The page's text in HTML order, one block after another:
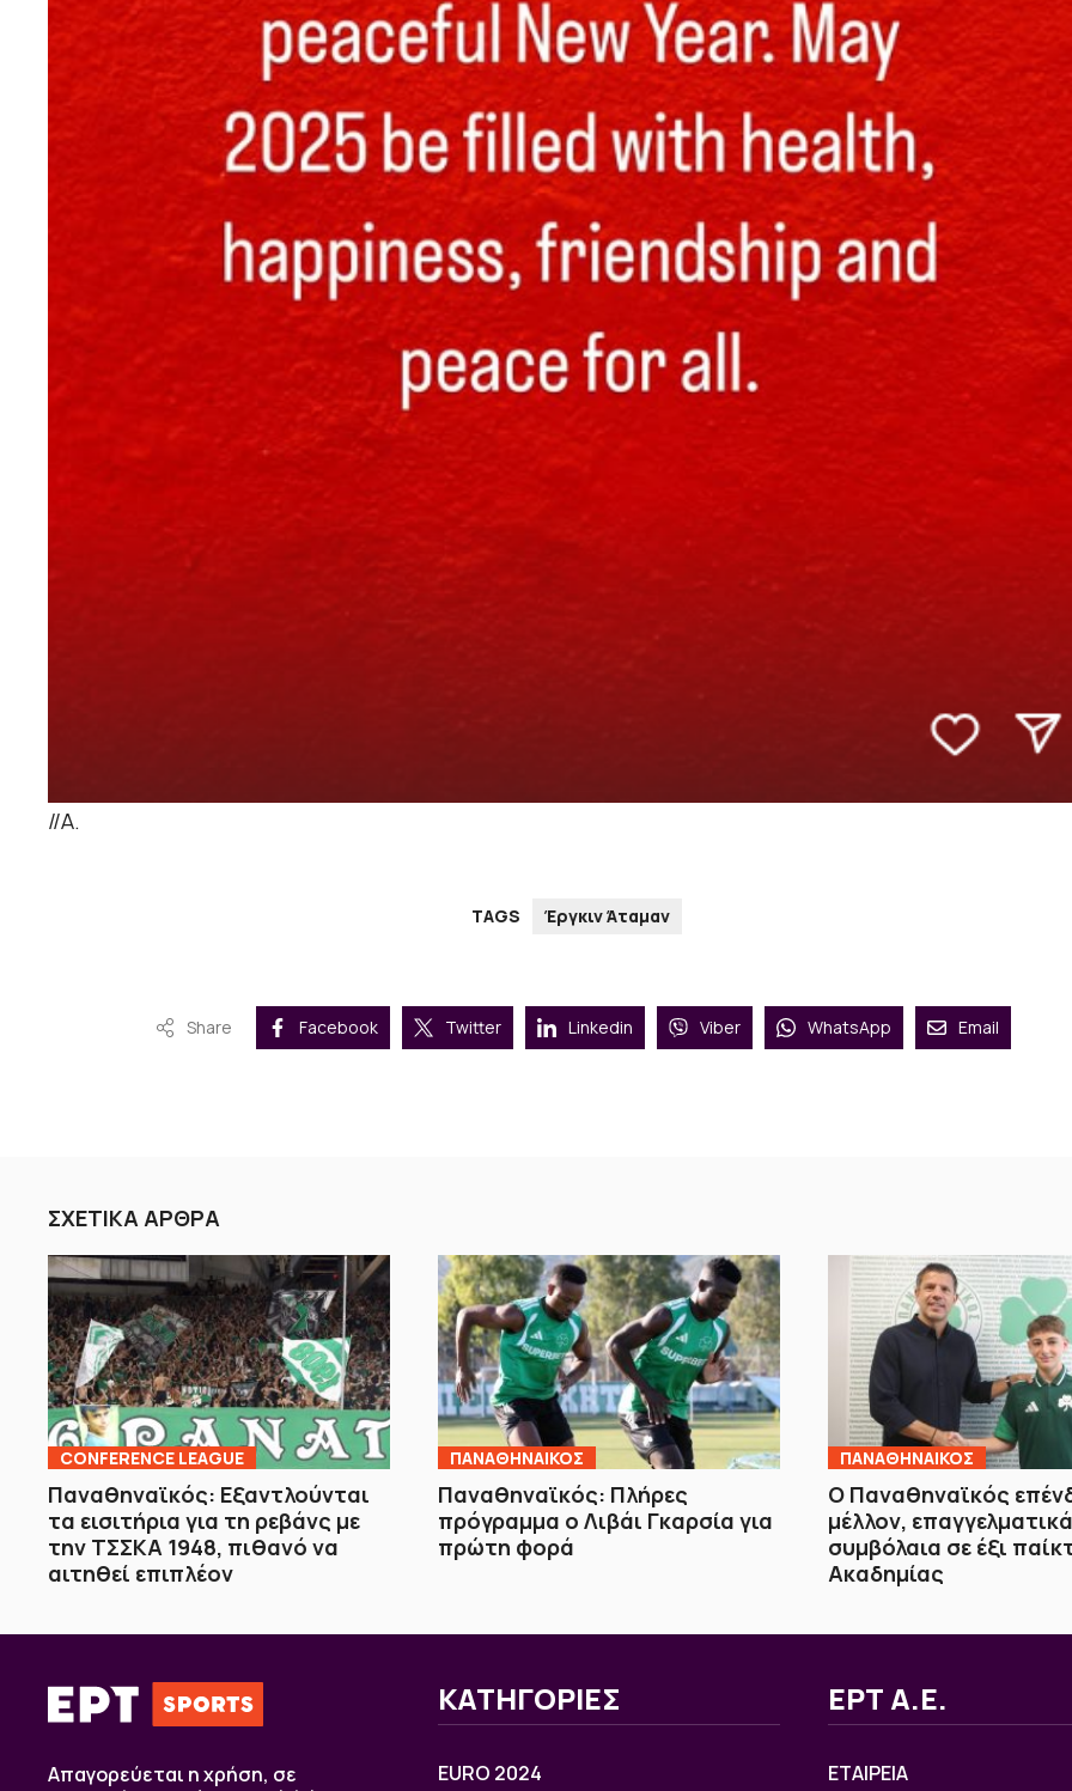
//Α.
TAGS Έργκιν Άταμαν
Share Facebook Twitter Linkedin Viber WhatsApp Email
ΣΧΕΤΙΚΑ ΑΡΘΡΑ
CONFERENCE LEAGUE
Παναθηναϊκός: Εξαντλούνται
τα εισιτήρια για τη ρεβάνς με
την ΤΣΣΚΑ 1948, πιθανό να
αιτηθεί επιπλέον
ΠΑΝΑΘΗΝΑΙΚΟΣ
Παναθηναϊκός: Πλήρες
πρόγραμμα ο Λιβάι Γκαρσία για
πρώτη φορά
ΠΑΝΑΘΗΝΑΙΚΟΣ
Ο Παναθηναϊκός
μέλλον, επαγγελματικά
συμβόλαια σε έξι
Ακαδημίας
Απαγορεύεται η χρήση, σε
ΚΑΤΗΓΟΡΙΕΣ
EURO 2024
ΕΡΤ Α.Ε.
ΕΤΑΙΡΕΙΑ